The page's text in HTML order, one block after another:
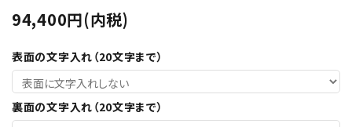
ACCOUNT MENU
meeting_room ログイン
94,400円(内税)
表面の文字入れ（20文字まで）
裏面の文字入れ（20文字まで）